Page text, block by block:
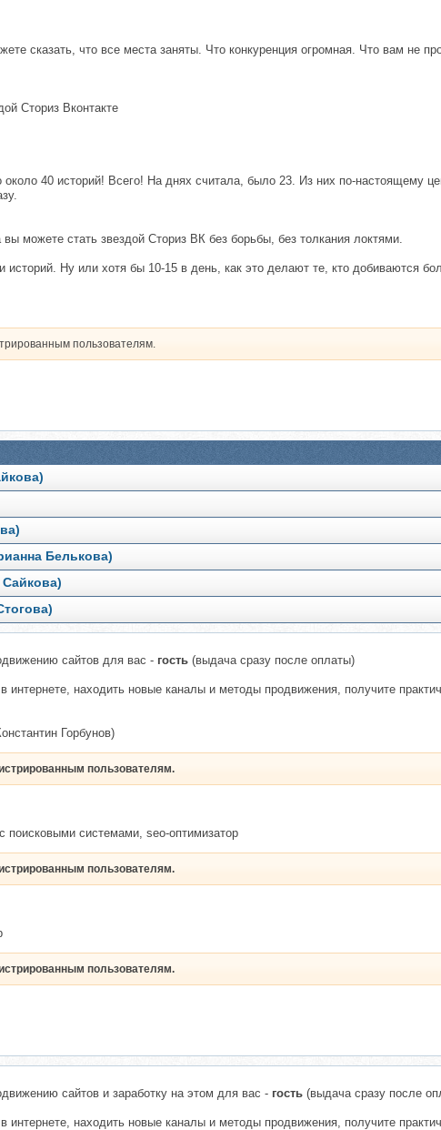
сказать, что все места заняты. Что конкуренция огромная. Что вам не
Сториз Вконтакте
40 историй! Всего! На днях считала, было 23. Из них по-настоящему
можете стать звездой Сториз ВК без борьбы, без толкания локтями.
Ну или хотя бы 10-15 в день, как это делают те, кто добиваются
пользователям.
Белькова)
сайтов для вас - гость (выдача сразу после оплаты)
находить новые каналы и методы продвижения, получите
Горбунов)
пользователям.
поисковыми системами, seo-оптимизатор
пользователям.
пользователям.
сайтов и заработку на этом для вас - гость (выдача сразу после
находить новые каналы и методы продвижения, получите